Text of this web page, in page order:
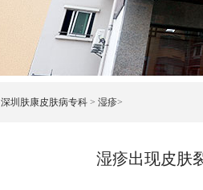
深圳肤康皮肤病专科 > 湿疹>
湿疹出现皮肤